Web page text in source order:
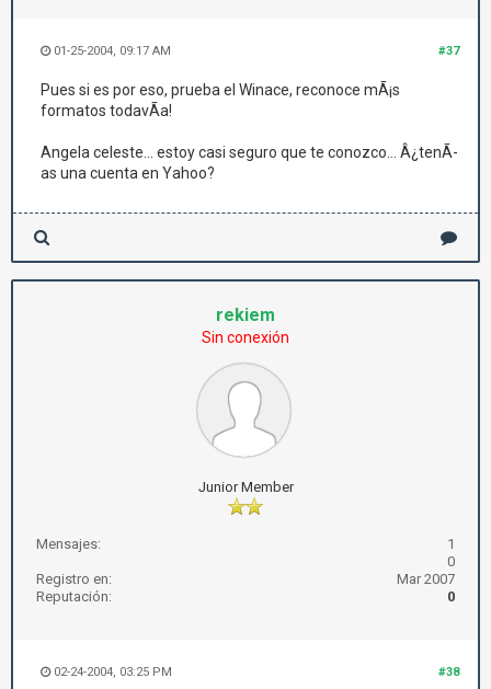
#37
01-25-2004, 09:17 AM
Pues si es por eso, prueba el Winace, reconoce mÃ¡s
formatos todavÃ­a!
Angela celeste... estoy casi seguro que te conozco... Â¿tenÃ­
as una cuenta en Yahoo?
rekiem
Sin conexión
Junior Member
Mensajes:
1
0
Registro en:
Mar 2007
Reputación:
0
#38
02-24-2004, 03:25 PM